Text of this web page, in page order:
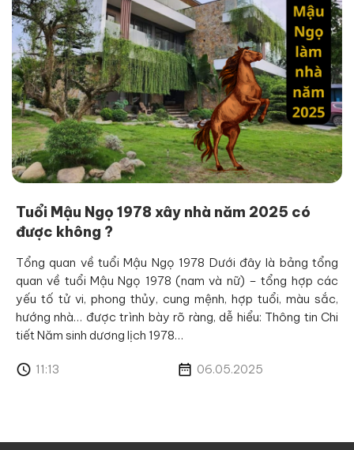
Tuổi Mậu Ngọ 1978 xây nhà năm 2025 có
được không ?
Tổng quan về tuổi Mậu Ngọ 1978 Dưới đây là bảng tổng
quan về tuổi Mậu Ngọ 1978 (nam và nữ) – tổng hợp các
yếu tố tử vi, phong thủy, cung mệnh, hợp tuổi, màu sắc,
hướng nhà… được trình bày rõ ràng, dễ hiểu: Thông tin Chi
tiết Năm sinh dương lịch 1978…
11:13 06.05.2025